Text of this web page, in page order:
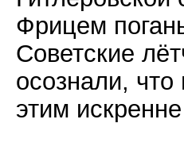
Фрицем
Советские
осознали, что
этим